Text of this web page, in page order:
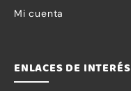
Mi cuenta
ENLACES DE INTERÉS